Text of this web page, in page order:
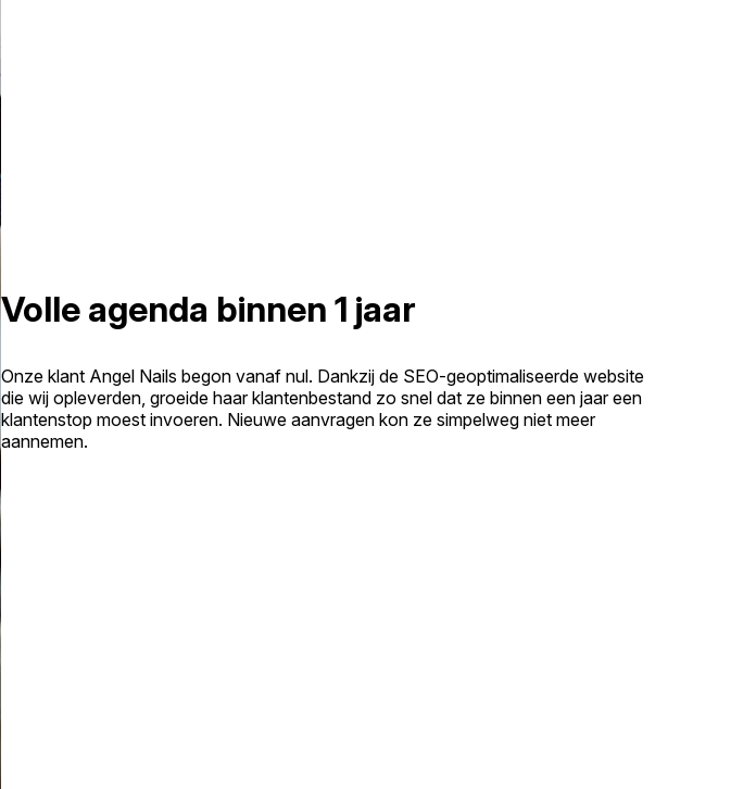
Volle agenda binnen 1 jaar
Onze klant Angel Nails begon vanaf nul. Dankzij de SEO-geoptimaliseerde website
die wij opleverden, groeide haar klantenbestand zo snel dat ze binnen een jaar een
klantenstop moest invoeren. Nieuwe aanvragen kon ze simpelweg niet meer
aannemen.